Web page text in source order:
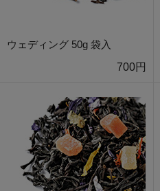
ウェディング 50g 袋入
700円